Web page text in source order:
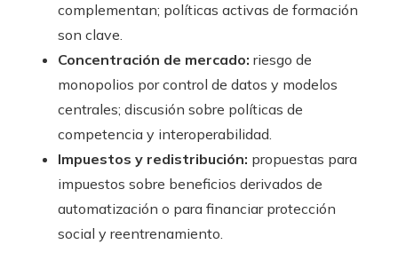
complementan; políticas activas de formación
son clave.
Concentración de mercado: riesgo de
monopolios por control de datos y modelos
centrales; discusión sobre políticas de
competencia y interoperabilidad.
Impuestos y redistribución: propuestas para
impuestos sobre beneficios derivados de
automatización o para financiar protección
social y reentrenamiento.